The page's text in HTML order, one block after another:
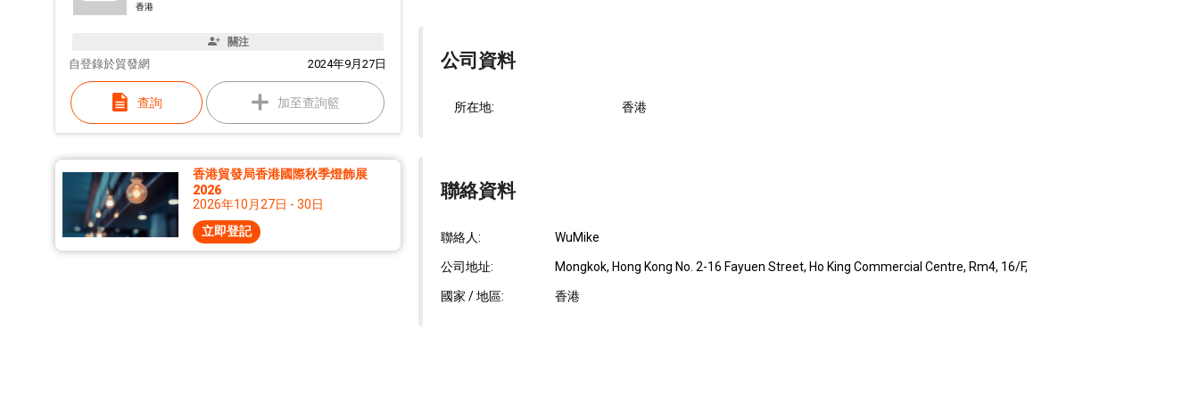
香港
關注
自 2024年9月27日
登錄於貿發網
查詢 加至查詢籃
香港貿發局香港國際秋季燈飾展
2026
2026年10月27日 - 30日
立即登記
公司資料
所在地: 香港
聯絡資料
聯絡人: WuMike
公司地址: Mongkok, Hong Kong No. 2-16 Fayuen Street, Ho King Commercial Centre, Rm4, 16/F,
國家 / 地區: 香港